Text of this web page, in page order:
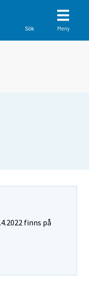
Sök Meny
finns på